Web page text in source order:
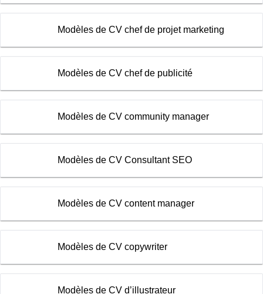
Modèles de CV chef de projet marketing
Modèles de CV chef de publicité
Modèles de CV community manager
Modèles de CV Consultant SEO
Modèles de CV content manager
Modèles de CV copywriter
Modèles de CV d’illustrateur